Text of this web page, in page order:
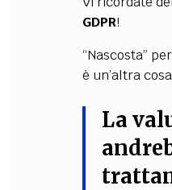
GDPR!
“Nascosta”
è un’altra
La